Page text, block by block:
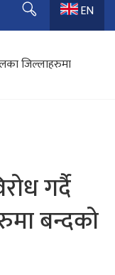
EN
जिल्लाहरुमा
गर्दै
बन्दको